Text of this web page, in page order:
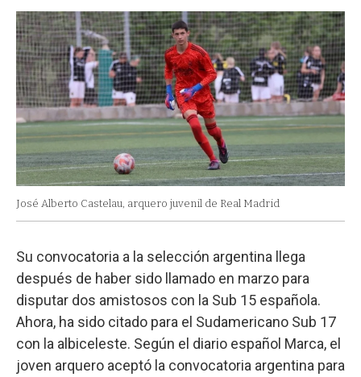
José Alberto Castelau, arquero juvenil de Real Madrid
Su convocatoria a la selección argentina llega
después de haber sido llamado en marzo para
disputar dos amistosos con la Sub 15 española.
Ahora, ha sido citado para el Sudamericano Sub 17
con la albiceleste. Según el diario español Marca, el
joven arquero aceptó la convocatoria argentina para